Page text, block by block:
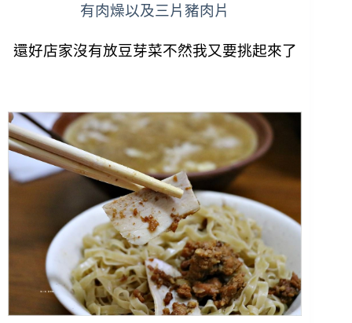
有肉燥以及三片豬肉片
還好店家沒有放豆芽菜不然我又要挑起來了